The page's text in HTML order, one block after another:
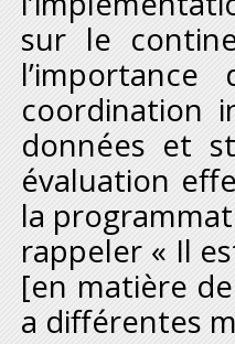
sur le
coordination
données et
évaluation
la
rappeler « Il
[en matière
a différentes